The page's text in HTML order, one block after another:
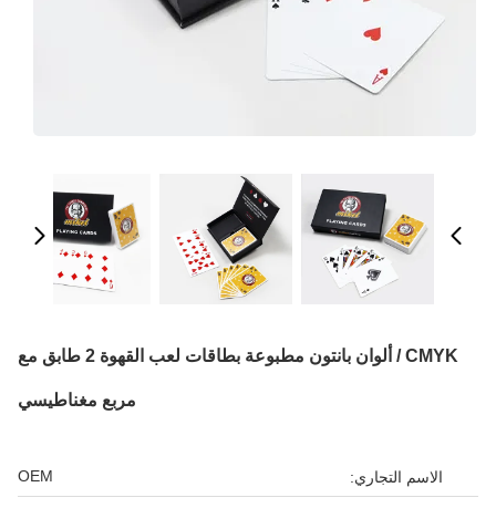
CMYK / ألوان بانتون مطبوعة بطاقات لعب القهوة 2 طابق مع
مربع مغناطيسي
الاسم التجاري: OEM